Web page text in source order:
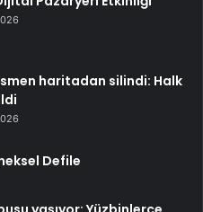
haritadan silindi: Halk
Defile